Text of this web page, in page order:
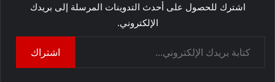
اشترك للحصول على أحدث التدوينات المرسلة إلى بريدك
الإلكتروني.
اشتراك